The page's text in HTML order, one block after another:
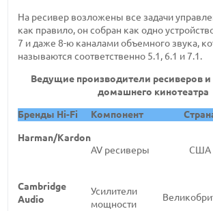
На ресивер возложены все задачи
как правило, он собран как одно
7 и даже 8-ю каналами объемного звука,
называются соответственно 5.1, 6.1 и 7.1.
Ведущие производители ресиверов
домашнего кинотеатра
Бренды Hi-Fi Компонент
Harman/Kardon
AV ресиверы
США
Cambridge
Audio
Усилители
мощности